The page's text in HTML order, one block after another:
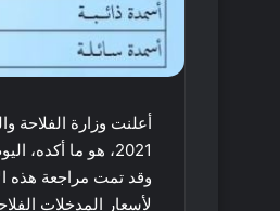
2021، هو ما أكده، اليوم، بيان صادر عن ذات الوزارة.
وقد تمت مراجعة هذه
لأسعار المدخلات